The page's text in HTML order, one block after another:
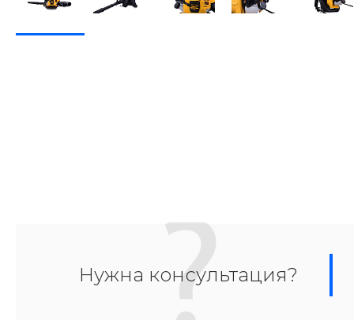
Нужна консультация?